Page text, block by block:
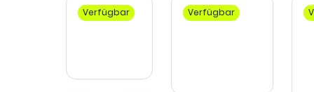
Verfügbar Verfügbar